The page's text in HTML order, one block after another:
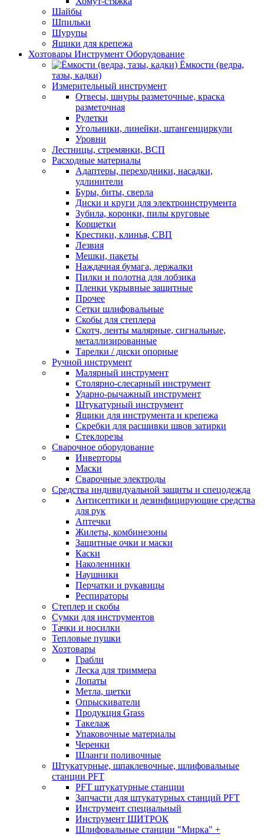
Шайбы
Шпильки
Шурупы
Ящики для крепежа
Хозтовары Инструмент Оборудование
Ёмкости (ведра,
тазы, кадки)
Измерительный инструмент
Отвесы, шнуры разметочные, краска
разметочная
Рулетки
Угольники, линейки, штангенциркули
Уровни
Лестницы, стремянки, ВСП
Расходные материалы
Адаптеры, переходники, насадки,
удлинители
Буры, биты, сверла
Диски и круги для электроинструмента
Зубила, коронки, пилы круговые
Корщетки
Крестики, клинья, СВП
Лезвия
Мешки, пакеты
Наждачная бумага, держалки
Пилки и полотна для лобзика
Пленки укрывные защитные
Прочее
Сетки шлифовальные
Скобы для степлера
Скотч, ленты малярные, сигнальные,
металлизированные
Тарелки / диски опорные
Ручной инструмент
Малярный инструмент
Столярно-слесарный инструмент
Ударно-рычажный инструмент
Штукатурный инструмент
Ящики для инструмента и крепежа
Скребки для расшивки швов затирки
Стеклорезы
Сварочное оборудование
Инверторы
Маски
Сварочные электроды
Средства индивидуальной защиты и спецодежда
Антисептики и дезинфицирующие средства
для рук
Аптечки
Жилеты, комбинезоны
Защитные очки и маски
Каски
Наколенники
Наушники
Перчатки и рукавицы
Респираторы
Степлер и скобы
Сумки для инструментов
Тачки и носилки
Тепловые пушки
Хозтовары
Грабли
Леска для триммера
Лопаты
Метла, щетки
Опрыскиватели
Продукция Grass
Такелаж
Упаковочные материалы
Черенки
Шланги поливочные
Штукатурные, шпаклевочные, шлифовальные
станции PFT
PFT штукатурные станции
Запчасти для штукатурных станций PFT
Инструмент специальный
Инструмент ШИТРОК
Шлифовальные станции "Мирка" +